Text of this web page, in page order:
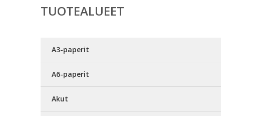
TUOTEALUEET
A3-paperit
A6-paperit
Akut